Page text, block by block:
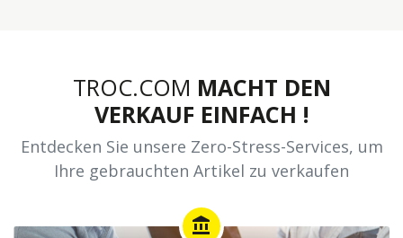
TROC.COM MACHT DEN
VERKAUF EINFACH !
Entdecken Sie unsere Zero-Stress-Services, um
Ihre gebrauchten Artikel zu verkaufen
account_balance